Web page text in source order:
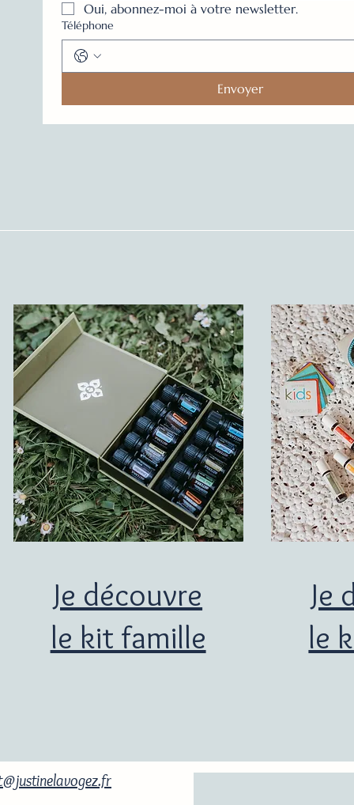
Oui, abonnez-moi à votre newsletter.
Téléphone
Envoyer
Je découvre
le kit famille
Je
le